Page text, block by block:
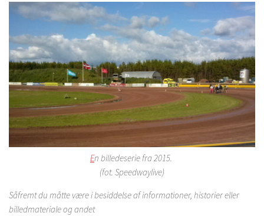
En billedeserie fra 2015.
(fot. Speedwaylive)
Såfremt du måtte være i besiddelse af informationer, historier eller
billedmaterialeog andet